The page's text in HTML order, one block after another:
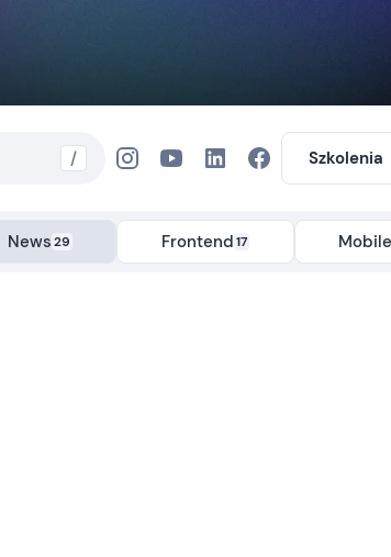
/ Szkolenia
News29 Frontend17 Mobile